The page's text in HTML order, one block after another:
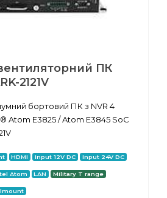
ПК
2121V
бортовий ПК з NVR 4
Atom E3825 / Atom E3845 SoC
HDMI Input 12V DC Input 24V DC
Atom LAN Military T range